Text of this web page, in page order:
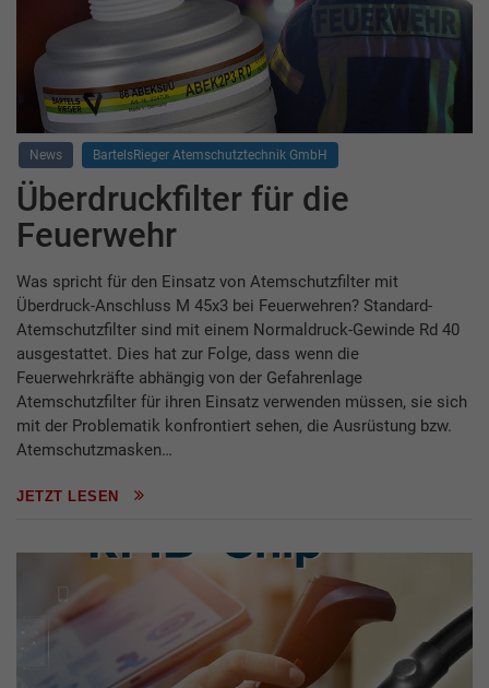
News BartelsRieger Atemschutztechnik GmbH
Überdruckfilter für die
Feuerwehr
Was spricht für den Einsatz von Atemschutzfilter mit
Überdruck-Anschluss M 45x3 bei Feuerwehren? Standard-
Atemschutzfilter sind mit einem Normaldruck-Gewinde Rd 40
ausgestattet. Dies hat zur Folge, dass wenn die
Feuerwehrkräfte abhängig von der Gefahrenlage
Atemschutzfilter für ihren Einsatz verwenden müssen, sie sich
mit der Problematik konfrontiert sehen, die Ausrüstung bzw.
Atemschutzmasken…
JETZT LESEN